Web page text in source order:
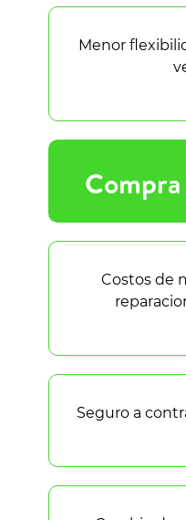
Costos de
Seguro a
Menor